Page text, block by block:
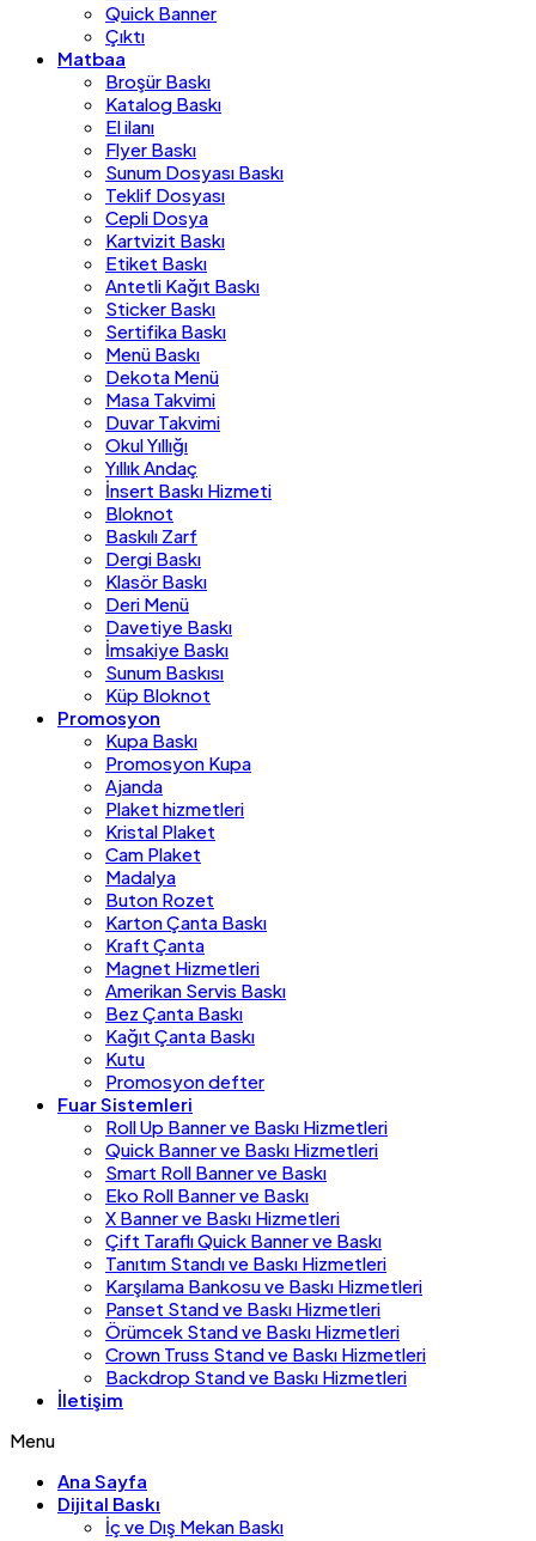
Quick Banner
Çıktı
Matbaa
Broşür Baskı
Katalog Baskı
El ilanı
Flyer Baskı
Sunum Dosyası Baskı
Teklif Dosyası
Cepli Dosya
Kartvizit Baskı
Etiket Baskı
Antetli Kağıt Baskı
Sticker Baskı
Sertifika Baskı
Menü Baskı
Dekota Menü
Masa Takvimi
Duvar Takvimi
Okul Yıllığı
Yıllık Andaç
İnsert Baskı Hizmeti
Bloknot
Baskılı Zarf
Dergi Baskı
Klasör Baskı
Deri Menü
Davetiye Baskı
İmsakiye Baskı
Sunum Baskısı
Küp Bloknot
Promosyon
Kupa Baskı
Promosyon Kupa
Ajanda
Plaket hizmetleri
Kristal Plaket
Cam Plaket
Madalya
Buton Rozet
Karton Çanta Baskı
Kraft Çanta
Magnet Hizmetleri
Amerikan Servis Baskı
Bez Çanta Baskı
Kağıt Çanta Baskı
Kutu
Promosyon defter
Fuar Sistemleri
Roll Up Banner ve Baskı Hizmetleri
Quick Banner ve Baskı Hizmetleri
Smart Roll Banner ve Baskı
Eko Roll Banner ve Baskı
X Banner ve Baskı Hizmetleri
Çift Taraflı Quick Banner ve Baskı
Tanıtım Standı ve Baskı Hizmetleri
Karşılama Bankosu ve Baskı Hizmetleri
Panset Stand ve Baskı Hizmetleri
Örümcek Stand ve Baskı Hizmetleri
Crown Truss Stand ve Baskı Hizmetleri
Backdrop Stand ve Baskı Hizmetleri
İletişim
Menu
Ana Sayfa
Dijital Baskı
İç ve Dış Mekan Baskı